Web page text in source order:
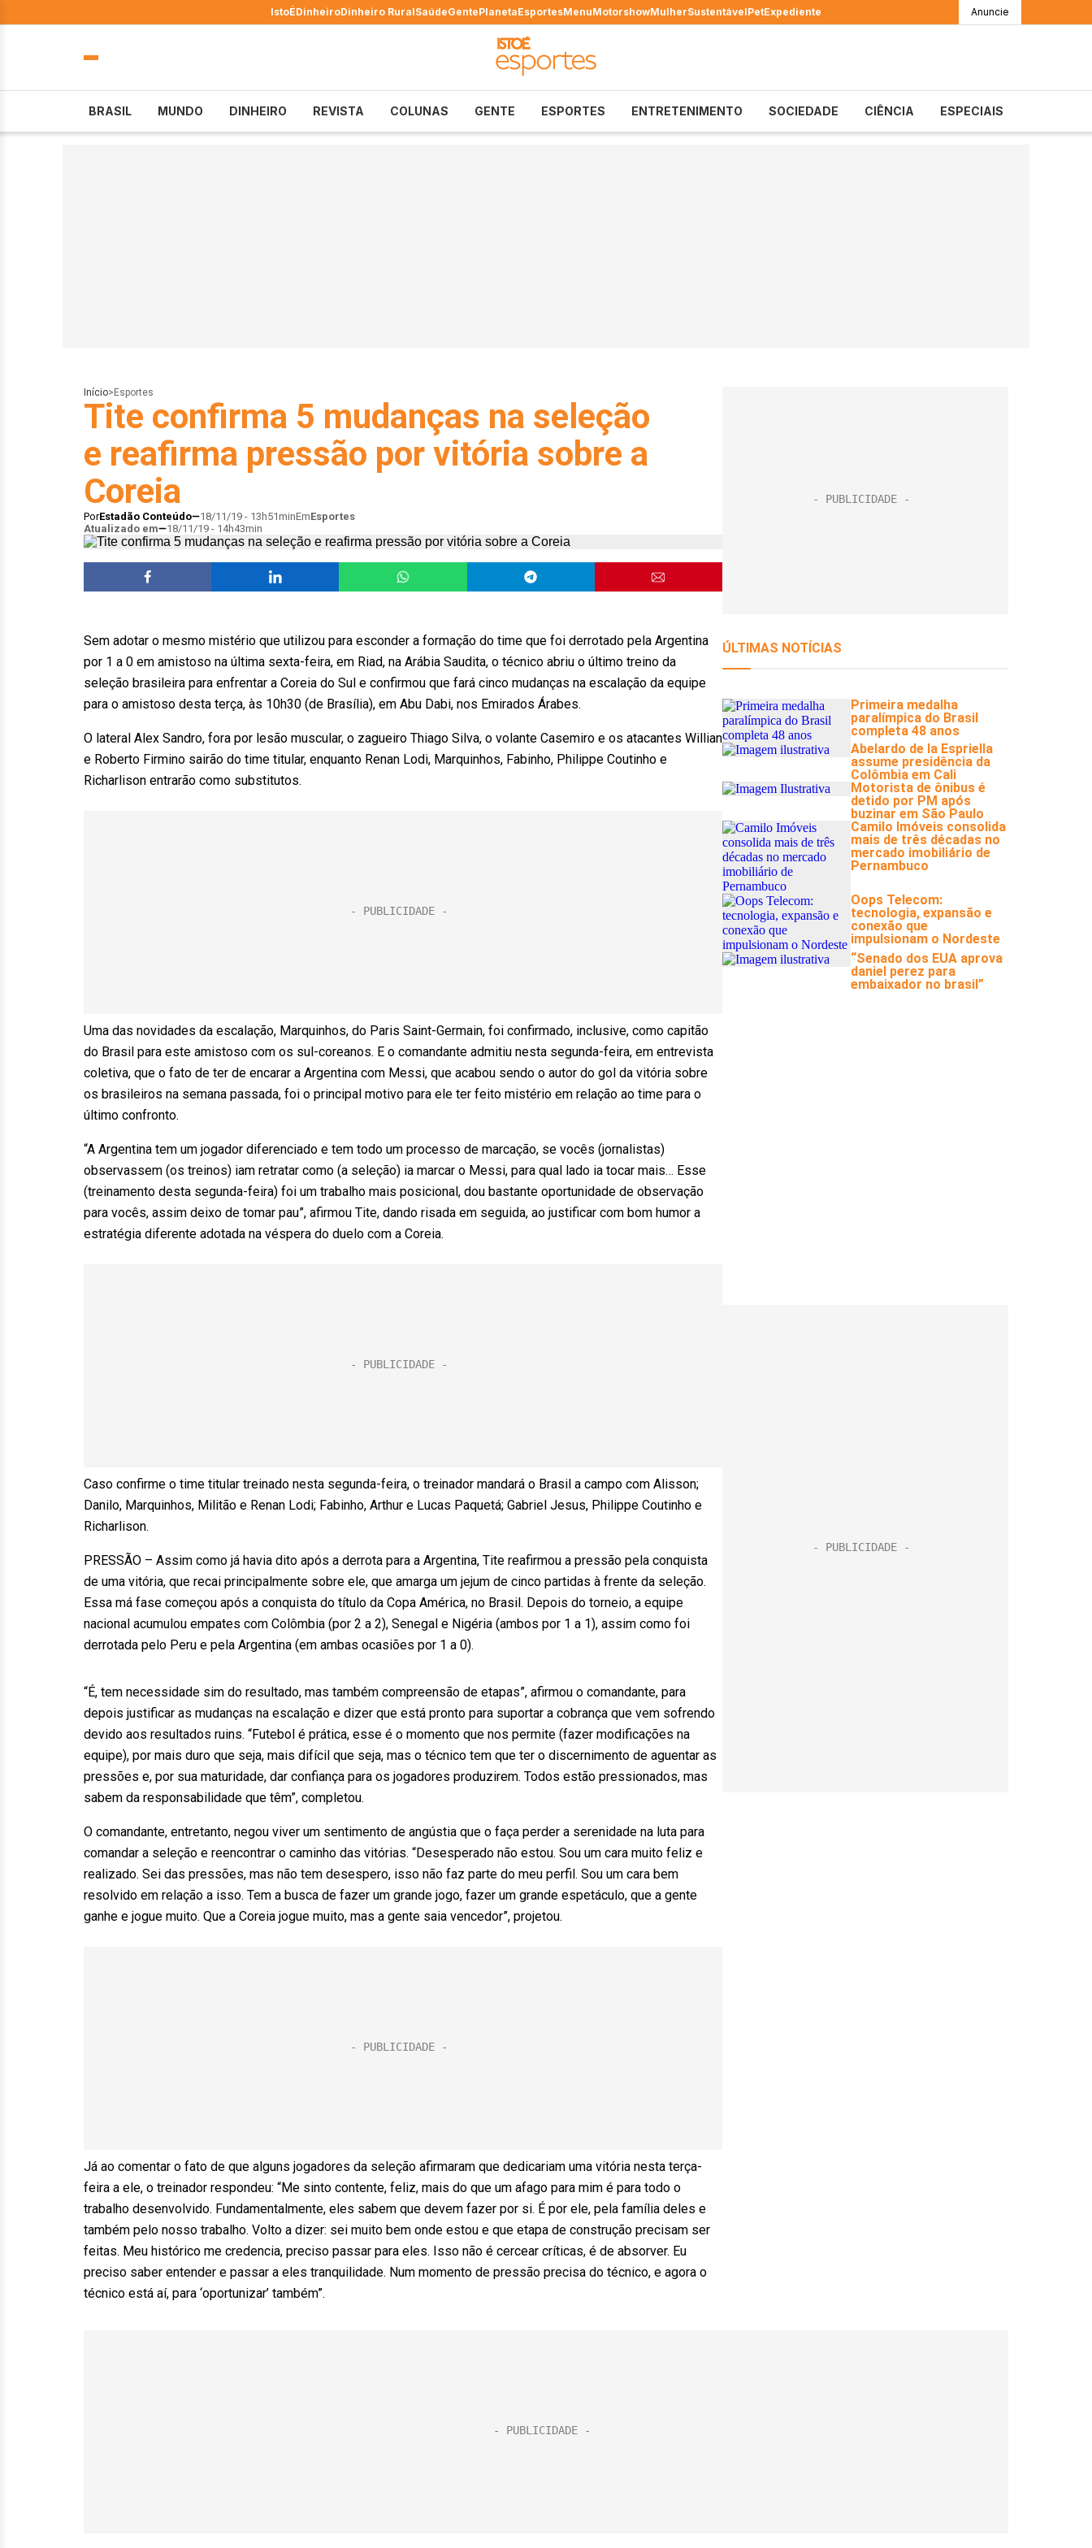
IstoÉDinheiroDinheiro RuralSaúdeGentePlanetaEsportesMenuMotorshowMulherSustentávelPetExpediente Anuncie
BRASIL MUNDO DINHEIRO REVISTA COLUNAS GENTE ESPORTES ENTRETENIMENTO SOCIEDADE CIÊNCIA ESPECIAIS
Início> Esportes
Tite confirma 5 mudanças na seleção
e reafirma pressão por vitória sobre a
Coreia
PorEstadão Conteúdo 18/11/19 - 13h51minEmEsportes
Atualizado em
18/11/19 - 14h43min
Sem adotar o mesmo mistério que utilizou para esconder a formação do time que foi derrotado pela Argentina
por 1 a 0 em amistoso na última sexta-feira, em Riad, na Arábia Saudita, o técnico abriu o último treino da
seleção brasileira para enfrentar a Coreia do Sul e confirmou que fará cinco mudanças na escalação da equipe
para o amistoso desta terça, às 10h30 (de Brasília), em Abu Dabi, nos Emirados Árabes.
O lateral Alex Sandro, fora por lesão muscular, o zagueiro Thiago Silva, o volante Casemiro e os atacantes Willian
e Roberto Firmino sairão do time titular, enquanto Renan Lodi, Marquinhos, Fabinho, Philippe Coutinho e
Richarlison entrarão como substitutos.
Uma das novidades da escalação, Marquinhos, do Paris Saint-Germain, foi confirmado, inclusive, como capitão
do Brasil para este amistoso com os sul-coreanos. E o comandante admitiu nesta segunda-feira, em entrevista
coletiva, que o fato de ter de encarar a Argentina com Messi, que acabou sendo o autor do gol da vitória sobre
os brasileiros na semana passada, foi o principal motivo para ele ter feito mistério em relação ao time para o
último confronto.
“A Argentina tem um jogador diferenciado e tem todo um processo de marcação, se vocês (jornalistas)
observassem (os treinos) iam retratar como (a seleção) ia marcar o Messi, para qual lado ia tocar mais… Esse
(treinamento desta segunda-feira) foi um trabalho mais posicional, dou bastante oportunidade de observação
para vocês, assim deixo de tomar pau”, afirmou Tite, dando risada em seguida, ao justificar com bom humor a
estratégia diferente adotada na véspera do duelo com a Coreia.
Caso confirme o time titular treinado nesta segunda-feira, o treinador mandará o Brasil a campo com Alisson;
Danilo, Marquinhos, Militão e Renan Lodi; Fabinho, Arthur e Lucas Paquetá; Gabriel Jesus, Philippe Coutinho e
Richarlison.
PRESSÃO – Assim como já havia dito após a derrota para a Argentina, Tite reafirmou a pressão pela conquista
de uma vitória, que recai principalmente sobre ele, que amarga um jejum de cinco partidas à frente da seleção.
Essa má fase começou após a conquista do título da Copa América, no Brasil. Depois do torneio, a equipe
nacional acumulou empates com Colômbia (por 2 a 2), Senegal e Nigéria (ambos por 1 a 1), assim como foi
derrotada pelo Peru e pela Argentina (em ambas ocasiões por 1 a 0).
“É, tem necessidade sim do resultado, mas também compreensão de etapas”, afirmou o comandante, para
depois justificar as mudanças na escalação e dizer que está pronto para suportar a cobrança que vem sofrendo
devido aos resultados ruins. “Futebol é prática, esse é o momento que nos permite (fazer modificações na
equipe), por mais duro que seja, mais difícil que seja, mas o técnico tem que ter o discernimento de aguentar as
pressões e, por sua maturidade, dar confiança para os jogadores produzirem. Todos estão pressionados, mas
sabem da responsabilidade que têm”, completou.
O comandante, entretanto, negou viver um sentimento de angústia que o faça perder a serenidade na luta para
comandar a seleção e reencontrar o caminho das vitórias. “Desesperado não estou. Sou um cara muito feliz e
realizado. Sei das pressões, mas não tem desespero, isso não faz parte do meu perfil. Sou um cara bem
resolvido em relação a isso. Tem a busca de fazer um grande jogo, fazer um grande espetáculo, que a gente
ganhe e jogue muito. Que a Coreia jogue muito, mas a gente saia vencedor”, projetou.
Já ao comentar o fato de que alguns jogadores da seleção afirmaram que dedicariam uma vitória nesta terça-
feira a ele, o treinador respondeu: “Me sinto contente, feliz, mais do que um afago para mim é para todo o
trabalho desenvolvido. Fundamentalmente, eles sabem que devem fazer por si. É por ele, pela família deles e
também pelo nosso trabalho. Volto a dizer: sei muito bem onde estou e que etapa de construção precisam ser
feitas. Meu histórico me credencia, preciso passar para eles. Isso não é cercear críticas, é de absorver. Eu
preciso saber entender e passar a eles tranquilidade. Num momento de pressão precisa do técnico, e agora o
técnico está aí, para ‘oportunizar’ também”.